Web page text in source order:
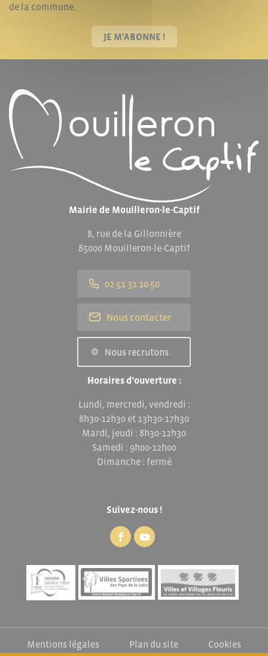
de la commune.
JE M'ABONNE !
Mairie de Mouilleron-le-Captif
8, rue de la Gillonnière
85000 Mouilleron-le-Captif
02 51 31 10 50
Nous contacter
Nous recrutons
Horaires d’ouverture :
Lundi, mercredi, vendredi :
8h30-12h30 et 13h30-17h30
Mardi, jeudi : 8h30-12h30
Samedi : 9h00-12h00
Dimanche : fermé
Suivez-nous !
Mentions légales Plan du site
Cookies